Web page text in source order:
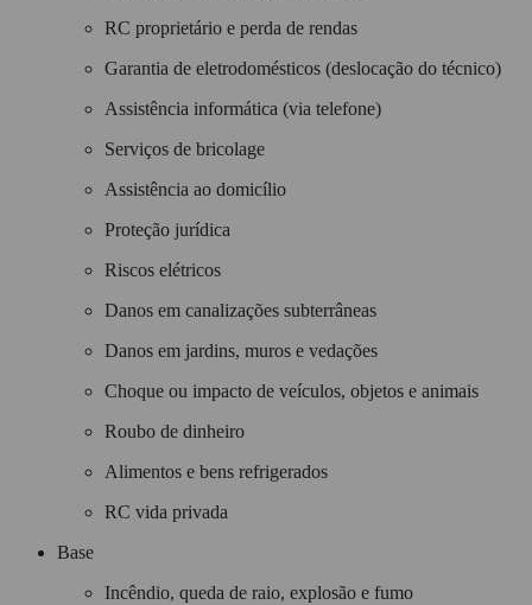
RC proprietário e perda de rendas
Garantia de eletrodomésticos (deslocação do técnico)
Assistência informática (via telefone)
Serviços de bricolage
Assistência ao domicílio
Proteção jurídica
Riscos elétricos
Danos em canalizações subterrâneas
Danos em jardins, muros e vedações
Choque ou impacto de veículos, objetos e animais
Roubo de dinheiro
Alimentos e bens refrigerados
RC vida privada
Base
Incêndio, queda de raio, explosão e fumo